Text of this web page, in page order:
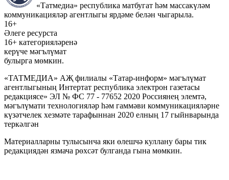
«Татмедиа» республика матбугат һәм массакүләм
коммуникацияләр агентлыгы ярдәме белән чыгарыла.
16+
Әлеге ресурста
16+ категорияләренә
керүче мәгълүмат
булырга мөмкин.
«ТАТМЕДИА» АҖ филиалы «Татар-информ» мәгълүмат
агентлыгының Интертат республика электрон газетасы
редакциясе» ЭЛ № ФС 77 - 77652 2020 Россиянең элемтә,
мәгълүмати технологияләр һәм гаммәви коммуникацияләрне
күзәтчелек хезмәте тарафыннан 2020 елның 17 гыйнварында
теркәлгән
Материалларны тулысынча яки өлешчә куллану бары тик
редакциядән язмача рөхсәт булганда гына мөмкин.